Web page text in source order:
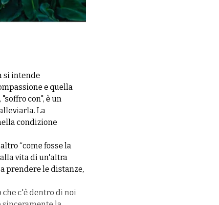
si intende
e quella
, "soffro con", è un
La
condizione
“come fosse la
vita di un'altra
prendere le distanze,
c'è dentro di noi